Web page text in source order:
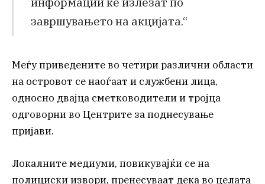
завршувањето на акцијата.“
Меѓу приведените во четири различни области
на островот се наоѓаат и службени лица,
односно двајца сметководители и тројца
одговорни во Центрите за поднесување
пријави.
Локалните медиуми, повикувајќи се на
полициски извори, пренесуваат дека во целата